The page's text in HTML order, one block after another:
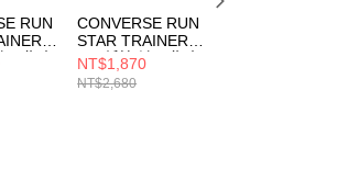
RUN
復古
鞋 男
/白
CONVERSE RUN
STAR TRAINER
OX 低筒 流星復古
運動鞋 休閒鞋 男
鞋 女鞋 玫瑰粉/白
NT$1,870
NT$2,680